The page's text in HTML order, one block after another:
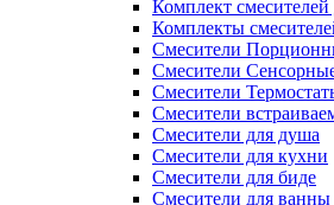
Комплект
Комплекты
Смесители
Смесители
Смесители
Смесители
Смесители для душа
Смесители для кухни
Смесители для биде
Смесители для ванны